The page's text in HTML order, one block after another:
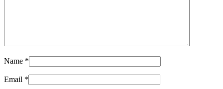
Name *
Email *